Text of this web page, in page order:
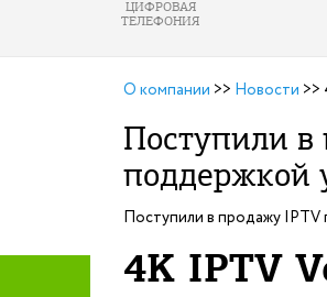
ЦИФРОВАЯ
ТЕЛЕФОНИЯ
О компании >> Новости >>
Поступили в
поддержкой
Поступили в продажу IPTV
4K IPTV